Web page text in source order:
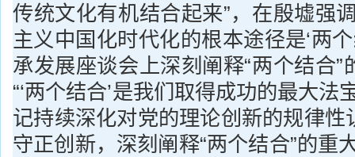
传统文化有机结合起来”，在殷墟强
主义中国化时代化的根本途径是‘两
承发展座谈会上深刻阐释“两个结合”
“‘两个结合’是我们取得成功的最大
记持续深化对党的理论创新的规律性
守正创新，深刻阐释“两个结合”的重